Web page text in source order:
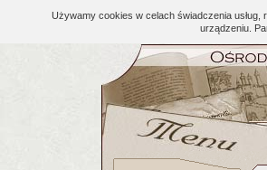
Używamy cookies w celach świadczenia
urządzeniu.